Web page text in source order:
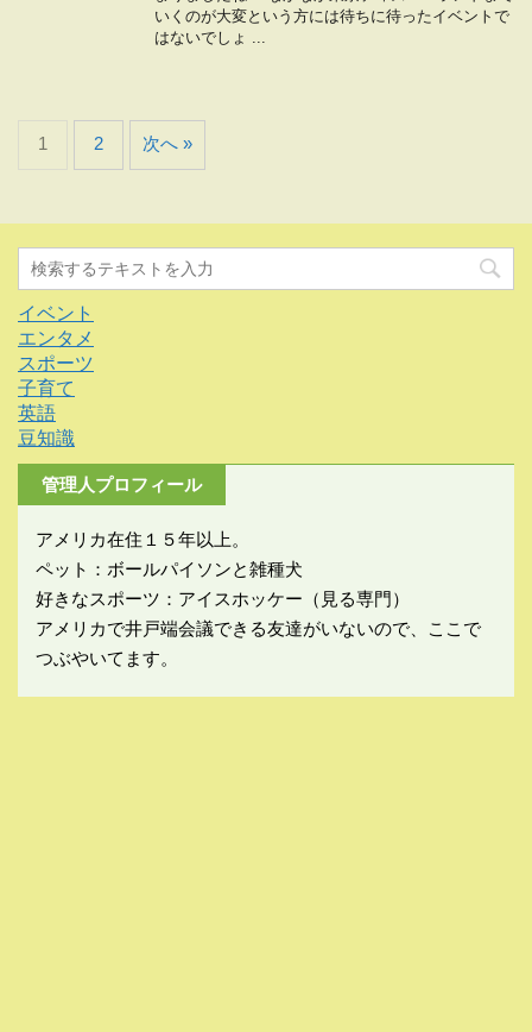
いくのが大変という方には待ちに待ったイベントで
はないでしょ ...
1 2 次へ »
イベント
エンタメ
スポーツ
子育て
英語
豆知識
管理人プロフィール
アメリカ在住１５年以上。
ペット：ボールパイソンと雑種犬
好きなスポーツ：アイスホッケー（見る専門）
アメリカで井戸端会議できる友達がいないので、ここで
つぶやいてます。